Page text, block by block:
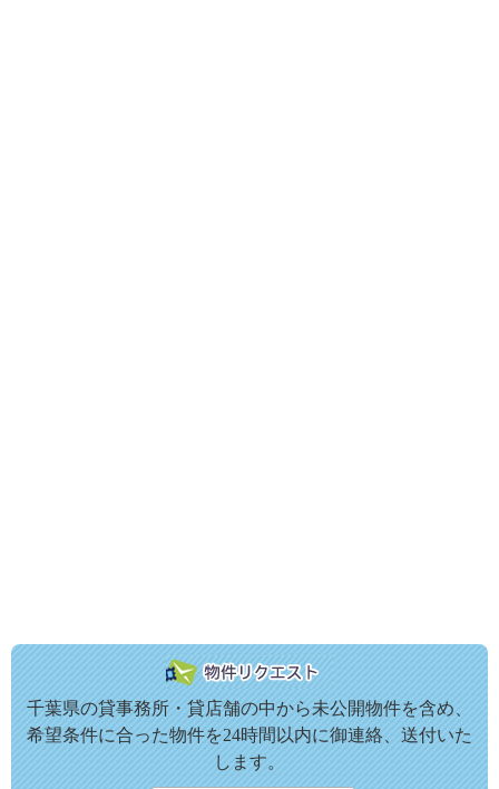
千葉県の貸事務所・貸店舗の中から未公開物件を含め、
希望条件に合った物件を24時間以内に御連絡、送付いた
します。